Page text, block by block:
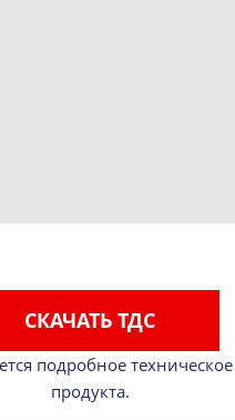
СКАЧАТЬ ТДС
подробное
продукта.